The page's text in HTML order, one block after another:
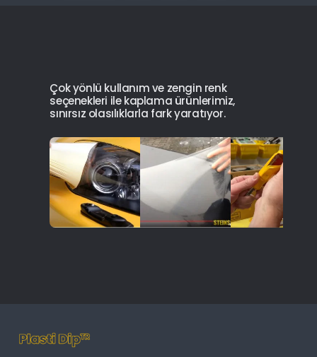
Çok yönlü kullanım ve zengin renk
seçenekleri ile kaplama ürünlerimiz,
sınırsız olasılıklarla fark yaratıyor.